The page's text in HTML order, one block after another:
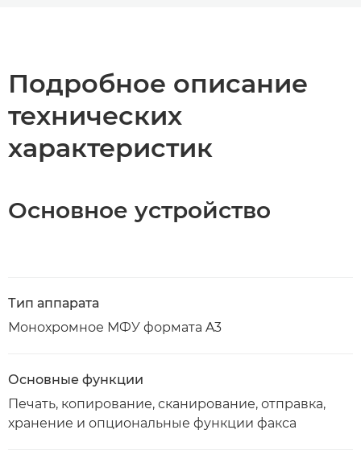
Подробное описание
технических
характеристик
Основное устройство
Тип аппарата
Монохромное МФУ формата A3
Основные функции
Печать, копирование, сканирование, отправка,
хранение и опциональные функции факса